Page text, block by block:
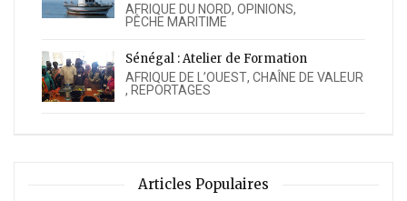
AFRIQUE DU NORD, OPINIONS,
PÊCHE MARITIME
Sénégal : Atelier de Formation
AFRIQUE DE L’OUEST, CHAÎNE DE VALEUR
, REPORTAGES
Articles Populaires